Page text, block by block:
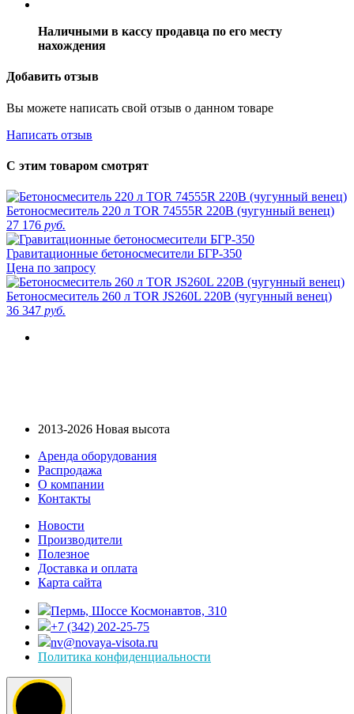
Наличными в кассу продавца по его месту
нахождения
Добавить отзыв
Вы можете написать свой отзыв о данном товаре
Написать отзыв
С этим товаром смотрят
Бетоносмеситель 220 л TOR 74555R 220В (чугунный венец)
27 176 руб.
Гравитационные бетоносмесители БГР-350
Цена по запросу
Бетоносмеситель 260 л TOR JS260L 220В (чугунный венец)
36 347 руб.
2013-2026 Новая высота
Аренда оборудования
Распродажа
О компании
Контакты
Новости
Производители
Полезное
Доставка и оплата
Карта сайта
Пермь, Шоссе Космонавтов, 310
+7 (342) 202-25-75
nv@novaya-visota.ru
Политика конфиденциальности